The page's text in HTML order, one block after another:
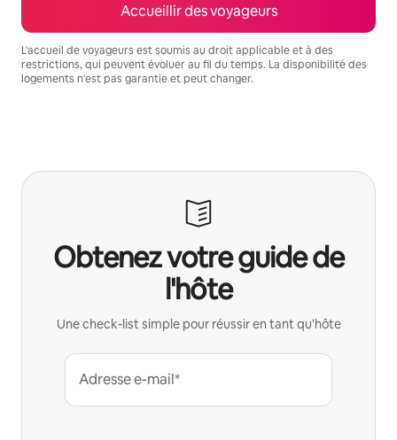
Accueillir des voyageurs
L'accueil de voyageurs est soumis au droit applicable et à des
restrictions, qui peuvent évoluer au fil du temps. La disponibilité des
logements n'est pas garantie et peut changer.
Obtenez votre guide de
l'hôte
Une check-list simple pour réussir en tant qu'hôte
Adresse e-mail*